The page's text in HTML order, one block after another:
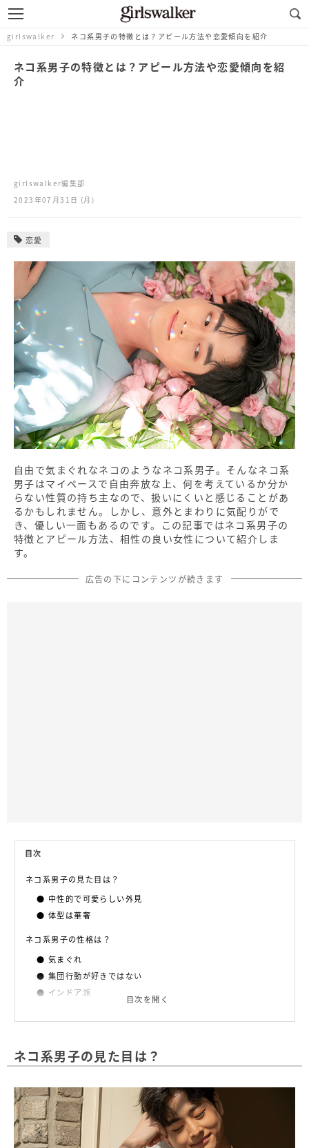
girlswalker ネコ系男子の特徴とは？アピール方法や恋愛傾向を紹介
ネコ系男子の特徴とは？アピール方法や恋愛傾向を紹
介
girlswalker編集部
2023年07月31日 (月)
恋愛
自由で気まぐれなネコのようなネコ系男子。そんなネコ系
男子はマイペースで自由奔放な上、何を考えているか分か
らない性質の持ち主なので、扱いにくいと感じることがあ
るかもしれません。しかし、意外とまわりに気配りがで
き、優しい一面もあるのです。この記事ではネコ系男子の
特徴とアピール方法、相性の良い女性について紹介しま
す。
広告の下にコンテンツが続きます
目次
ネコ系男子の見た目は？
中性的で可愛らしい外見
体型は華奢
ネコ系男子の性格は？
気まぐれ
集団行動が好きではない
インドア派
綾野剛さん
佐藤健さん
菅田将暉さん
坂口健太郎さん
京本大我さん
千葉雄大さん
目次を開く
ネコ系男子の見た目は？